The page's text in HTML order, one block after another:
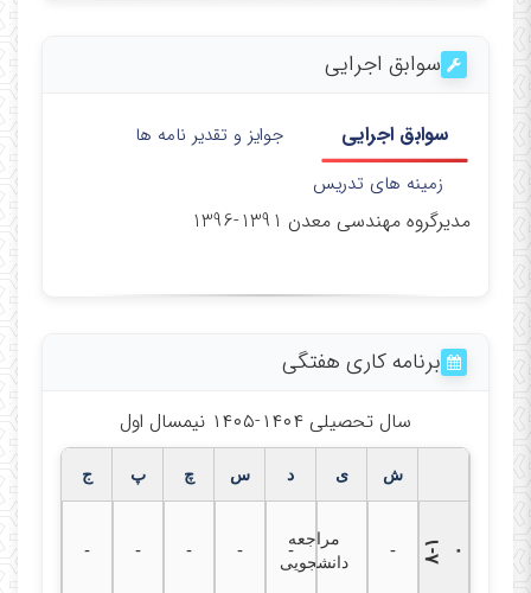
سوابق اجرایی
سوابق اجرایی
جوایز و تقدیر نامه ها
زمینه های تدریس
مدیرگروه مهندسی معدن 1391-1396
برنامه کاری هفتگی
سال تحصیلی ۱۴۰۴-۱۴۰۵ نیمسال اول
ش ی د س چ پ ج
۸ - ۱ ۰ -
مراجعه
دانشجویی
-
-
-
-
-